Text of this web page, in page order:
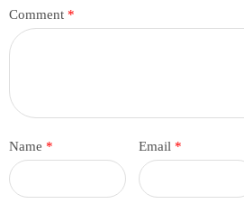
Comment *
Name * Email *